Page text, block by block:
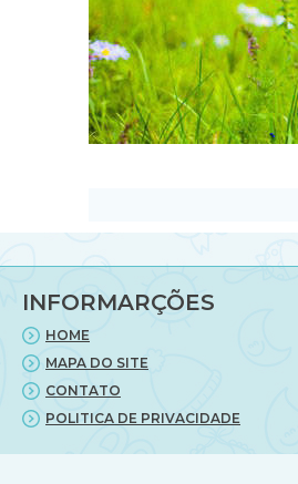
INFORMARÇÕES
HOME
MAPA DO SITE
CONTATO
POLITICA DE PRIVACIDADE